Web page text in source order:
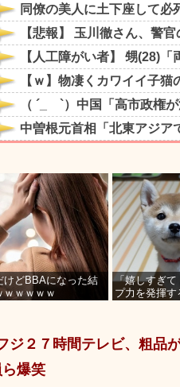
けどBBAになった結
ｗｗｗｗｗ
「嬉しすぎて
プ力を発揮
フジ２７時間テレビ、粗
爆笑